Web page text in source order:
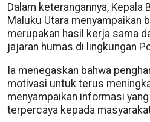
Dalam keterangannya, Kepala
Maluku Utara menyampaikan
merupakan hasil kerja sama
jajaran humas di lingkungan
Ia menegaskan bahwa
motivasi untuk terus
menyampaikan informasi
terpercaya kepada